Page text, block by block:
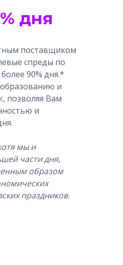
дня
поставщиком
спреды по
90% дня.*
и
позволяя Вам
и
мы и
части дня,
образом
праздников.